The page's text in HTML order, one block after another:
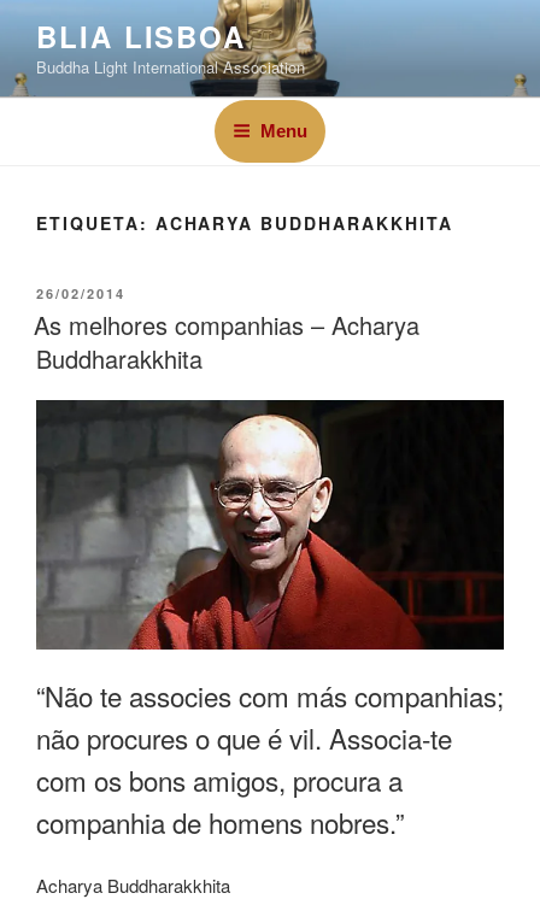
BLIA LISBOA
Buddha Light International Association
Menu
ETIQUETA: ACHARYA BUDDHARAKKHITA
26/02/2014
As melhores companhias – Acharya
Buddharakkhita
“Não te associes com más companhias;
não procures o que é vil. Associa-te
com os bons amigos, procura a
companhia de homens nobres.”
Acharya Buddharakkhita